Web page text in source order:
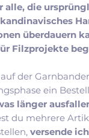
alle, die
überdauern
Filzprojekte
auf der
ein
länger
du mehrere
versende